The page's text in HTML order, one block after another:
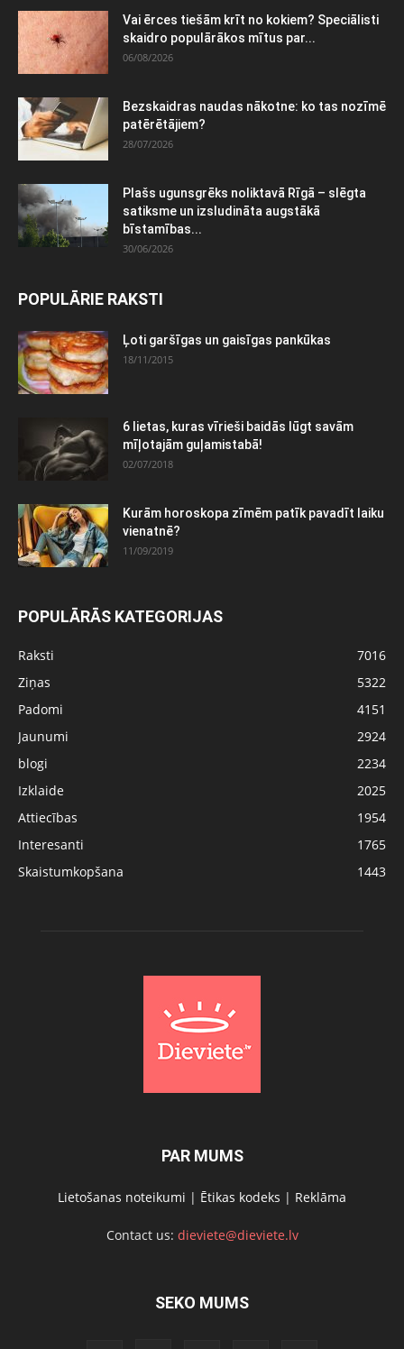
Vai ērces tiešām krīt no kokiem? Speciālisti
skaidro populārākos mītus par...
06/08/2026
Bezskaidras naudas nākotne: ko tas nozīmē
patērētājiem?
28/07/2026
Plašs ugunsgrēks noliktavā Rīgā – slēgta
satiksme un izsludināta augstākā
bīstamības...
30/06/2026
POPULĀRIE RAKSTI
Ļoti garšīgas un gaisīgas pankūkas
18/11/2015
6 lietas, kuras vīrieši baidās lūgt savām
mīļotajām guļamistabā!
02/07/2018
Kurām horoskopa zīmēm patīk pavadīt laiku
vienatnē?
11/09/2019
POPULĀRĀS KATEGORIJAS
Raksti
7016
Ziņas
5322
Padomi
4151
Jaunumi
2924
blogi
2234
Izklaide
2025
Attiecības
1954
Interesanti
1765
Skaistumkopšana
1443
PAR MUMS
Lietošanas noteikumi | Ētikas kodeks | Reklāma
Contact us: dieviete@dieviete.lv
SEKO MUMS